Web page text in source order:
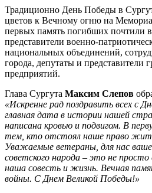
Традиционно День Победы в
цветов к Вечному огню на
первых память погибших почтили
представители военно-
национальных объединений,
города, депутаты и представители
предприятий.
Глава Сургута Максим Слепов
«Искренне рад поздравить всех с
главная дата в истории нашей
написана кровью и подвигом. В
тем, кто отстоял наше право
Уважаемые ветераны, для нас
советского народа – это не
наша совесть и жизнь. Вечная
войны. С Днем Великой Победы!»